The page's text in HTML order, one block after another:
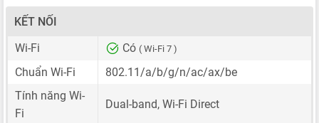
KẾT NỐI
Wi-Fi
Có ( Wi-Fi 7 )
Chuẩn Wi-Fi
802.11/a/b/g/n/ac/ax/be
Tính năng Wi-
Fi
Dual-band, Wi-Fi Direct